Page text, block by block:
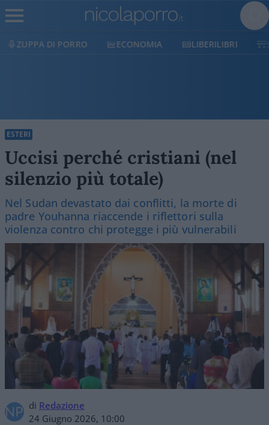
ECONOMIA LIBERILIBRI SHOP SOSTIENICI
ESTERI
Uccisi perché cristiani (nel
silenzio più totale)
Nel Sudan devastato dai conflitti, la morte di
padre Youhanna riaccende i riflettori sulla
violenza contro chi protegge i più vulnerabili
di Redazione
24 Giugno 2026, 10:00